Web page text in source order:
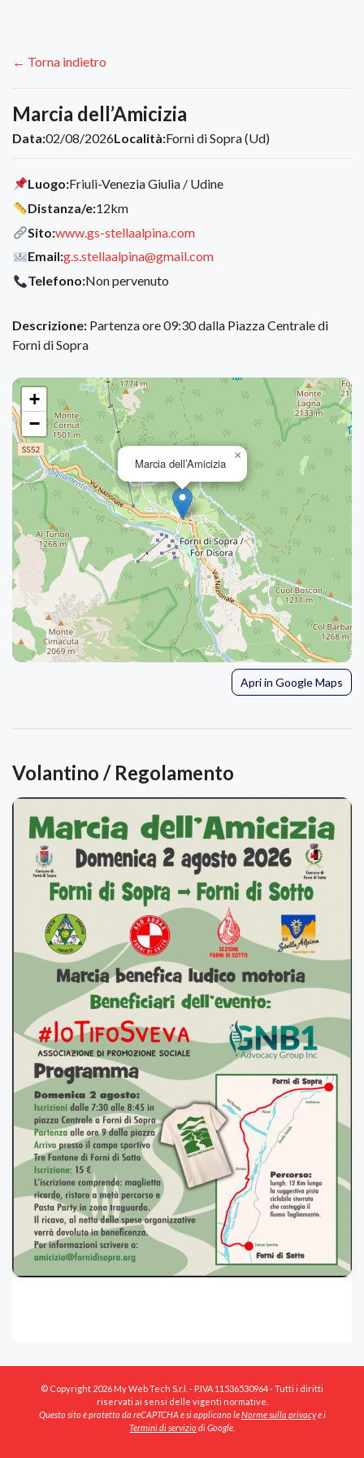
← Torna indietro
Marcia dell’Amicizia
Data:02/08/2026Località:Forni di Sopra (Ud)
Luogo:Friuli-Venezia Giulia / Udine
Distanza/e:12km
Sito:www.gs-stellaalpina.com
Email:g.s.stellaalpina@gmail.com
Telefono:Non pervenuto
Descrizione: Partenza ore 09:30 dalla Piazza Centrale di
Forni di Sopra
Marcia dell’Amicizia
×
+
−
Apri in Google Maps
Volantino / Regolamento
© Copyright 2026 My Web Tech S.r.l. - P.IVA 11536530964 - Tutti i diritti
riservati ai sensi delle vigenti normative.
Questo sito è protetto da reCAPTCHA e si applicano leNorme sulla privacye i
Termini di serviziodi Google.